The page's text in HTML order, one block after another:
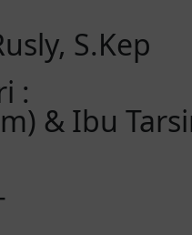
S.Kep
:
& Ibu